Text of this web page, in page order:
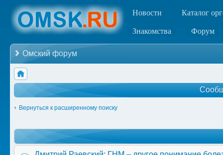
Новости Каталог
Знакомства Форум
Омский форум
Вернуться к расширенному поиску